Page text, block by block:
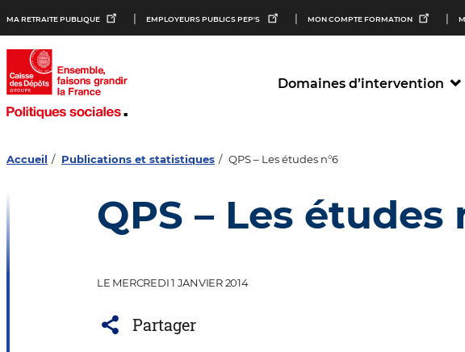
Aller au
contenu
Aller au
menu
Aller au
bouton
et
contraste
MA RETRAITE PUBLIQUE EMPLOYEURS PUBLICS PEP'S MON COMPTE FORMATION
Domaines d’intervention
Accueil Publications et statistiques QPS – Les études n°6
QPS – Les études
LE MERCREDI 1 JANVIER 2014
Partager